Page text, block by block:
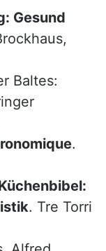
Gesund
Baltes:
.
. Tre Torri